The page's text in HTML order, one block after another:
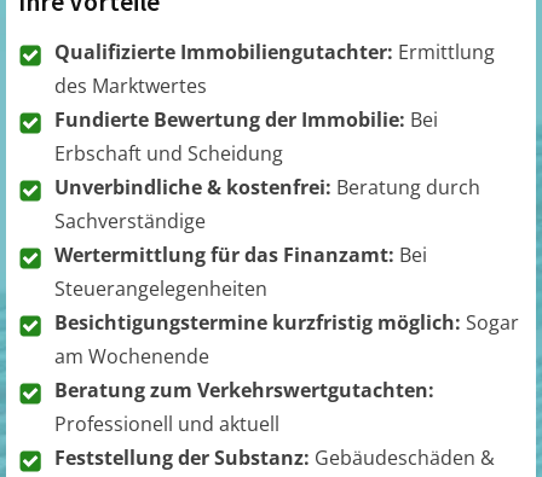
Qualifizierte Immobiliengutachter: Ermittlung
des Marktwertes
Fundierte Bewertung der Immobilie: Bei
Erbschaft und Scheidung
Unverbindliche & kostenfrei: Beratung durch
Sachverständige
Wertermittlung für das Finanzamt: Bei
Steuerangelegenheiten
Besichtigungstermine kurzfristig möglich: Sogar
am Wochenende
Beratung zum Verkehrswertgutachten:
Professionell und aktuell
Feststellung der Substanz: Gebäudeschäden &